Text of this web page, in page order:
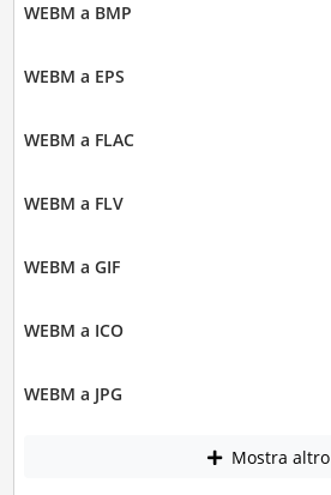
WEBM a BMP
WEBM a EPS
WEBM a FLAC
WEBM a FLV
WEBM a GIF
WEBM a ICO
WEBM a JPG
Mostra altro